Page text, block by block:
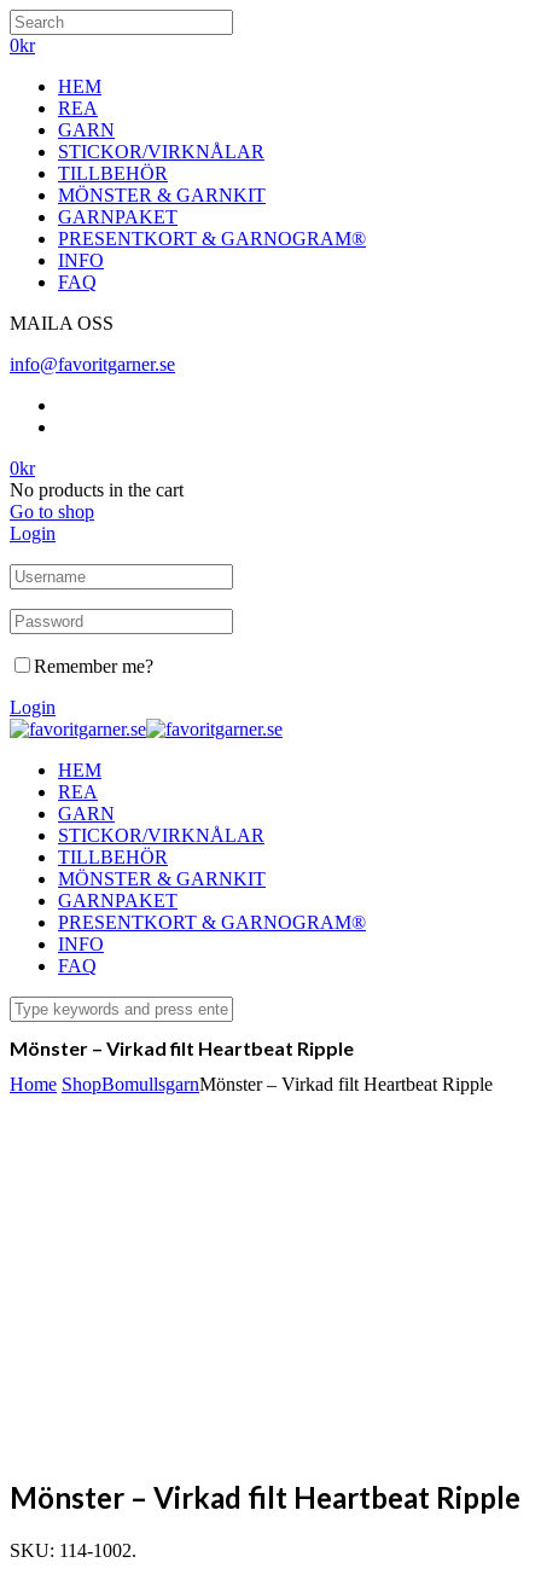
0kr
HEM
REA
GARN
STICKOR/VIRKNÅLAR
TILLBEHÖR
MÖNSTER & GARNKIT
GARNPAKET
PRESENTKORT & GARNOGRAM®
INFO
FAQ
MAILA OSS
info@favoritgarner.se
0kr
No products in the cart
Go to shop
Login
Remember me?
Login
HEM
REA
GARN
STICKOR/VIRKNÅLAR
TILLBEHÖR
MÖNSTER & GARNKIT
GARNPAKET
PRESENTKORT & GARNOGRAM®
INFO
FAQ
Mönster – Virkad filt Heartbeat Ripple
Home ShopBomullsgarnMönster – Virkad filt Heartbeat Ripple
Mönster – Virkad filt Heartbeat Ripple
SKU: 114-1002.